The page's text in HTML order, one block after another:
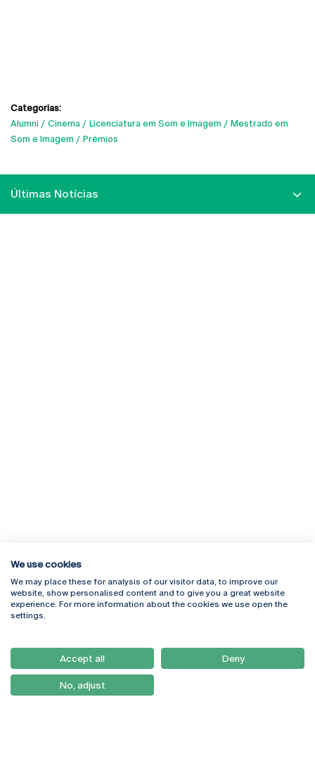
Categorias:
Alumni
Cinema Licenciatura em Som e Imagem
Mestrado em
Som e Imagem
Prémios
Últimas Notícias
Rua Diogo Botelho 1327
4169-005 Porto
+351 226 196 240
Campus Online
Webmail
Como Chegar
Newsletter
We use cookies
We may place these for analysis of our visitor data, to improve our
website, show personalised content and to give you a great website
experience. For more information about the cookies we use open the
settings.
Accept all Deny
No, adjust